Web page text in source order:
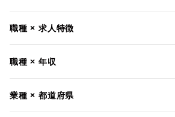
職種 × 求人特徴
職種 × 年収
業種 × 都道府県